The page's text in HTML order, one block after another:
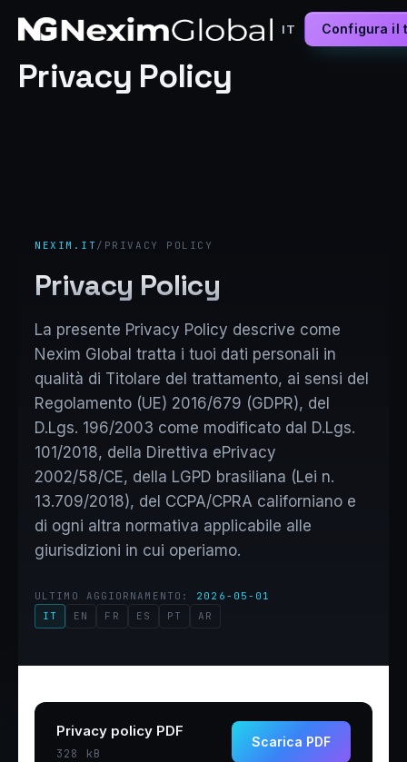
IT Configura il
Privacy Policy
NEXIM.IT / PRIVACY POLICY
Privacy Policy
La presente Privacy Policy descrive come
Nexim Global tratta i tuoi dati personali in
qualità di Titolare del trattamento, ai sensi del
Regolamento (UE) 2016/679 (GDPR), del
D.Lgs. 196/2003 come modificato dal D.Lgs.
101/2018, della Direttiva ePrivacy
2002/58/CE, della LGPD brasiliana (Lei n.
13.709/2018), del CCPA/CPRA californiano e
di ogni altra normativa applicabile alle
giurisdizioni in cui operiamo.
ULTIMO AGGIORNAMENTO: 2026-05-01
IT
EN FR ES PT AR
Privacy policy PDF
328 kB
Scarica PDF